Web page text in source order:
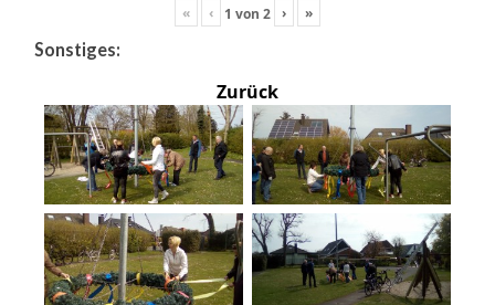
« ‹ 1 von 2 › »
Sonstiges:
Zurück